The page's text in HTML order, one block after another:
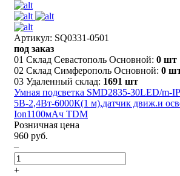
Артикул: SQ0331-0501
под заказ
01 Склад Севастополь Основной: 0 шт
02 Склад Симферополь Основной: 0
03 Удаленный склад: 1691 шт
Умная подсветка SMD2835-30LED/m-
5В-2,4Вт-6000К(1 м),датчик движ.и
Ion1100мАч TDM
Розничная цена
960 руб.
–
+